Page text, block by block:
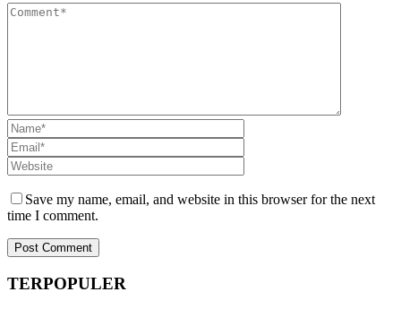
Save my name, email, and website in this browser for the next
time I comment.
TERPOPULER